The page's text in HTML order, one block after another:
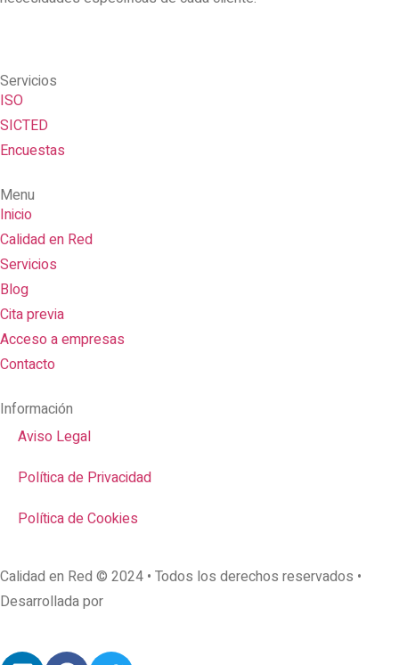
Servicios
ISO
SICTED
Encuestas
Menu
Inicio
Calidad en Red
Servicios
Blog
Cita previa
Acceso a empresas
Contacto
Información
Aviso Legal
Política de Privacidad
Política de Cookies
Calidad en Red © 2024 • Todos los derechos reservados •
Desarrollada por